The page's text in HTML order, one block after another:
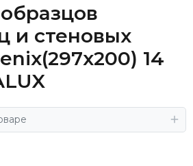
и стеновых
14